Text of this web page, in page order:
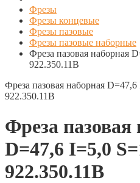
Фрезы
Фрезы концевые
Фрезы пазовые
Фрезы пазовые наборные
Фреза пазовая наборная
922.350.11B
Фреза пазовая наборная
922.350.11B
Фреза пазовая
D=47,6 I=5,0
922.350.11B